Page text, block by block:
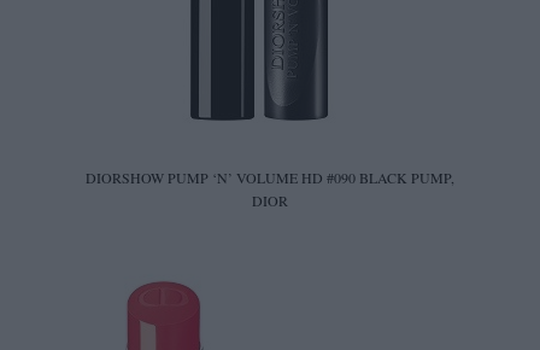
DIORSHOW PUMP ‘N’ VOLUME HD #090 BLACK PUMP,
DIOR